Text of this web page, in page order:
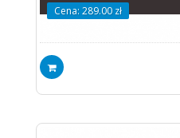
Cena: 289.00 zł